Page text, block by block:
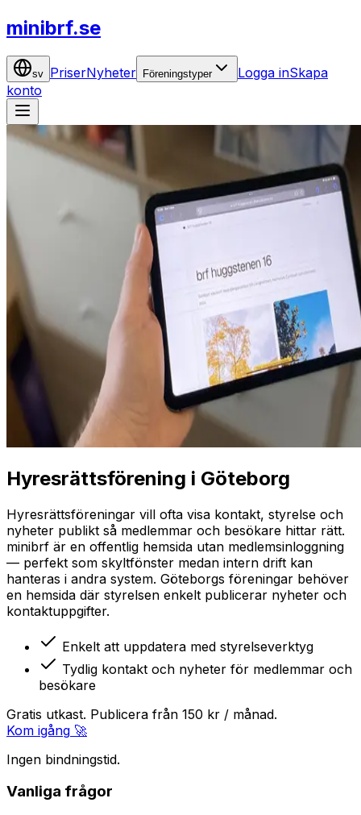
minibrf.se
sv PriserNyheter Föreningstyper Logga inSkapa
konto
Hyresrättsförening i Göteborg
Hyresrättsföreningar vill ofta visa kontakt, styrelse och
nyheter publikt så medlemmar och besökare hittar rätt.
minibrf är en offentlig hemsida utan medlemsinloggning
— perfekt som skyltfönster medan intern drift kan
hanteras i andra system. Göteborgs föreningar behöver
en hemsida där styrelsen enkelt publicerar nyheter och
kontaktuppgifter.
Enkelt att uppdatera med styrelseverktyg
Tydlig kontakt och nyheter för medlemmar och
besökare
Gratis utkast. Publicera från 150 kr / månad.
Kom igång 🚀
Ingen bindningstid.
Vanliga frågor